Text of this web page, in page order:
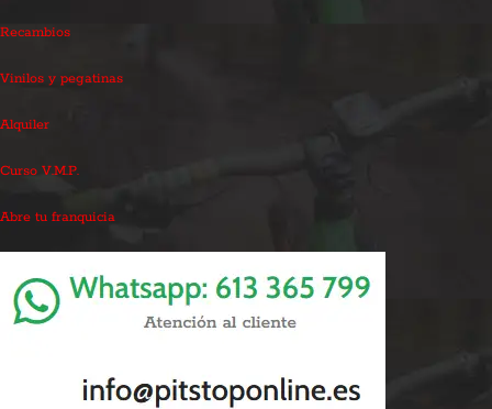
Recambios
Vinilos y pegatinas
Alquiler
Curso V.M.P.
Abre tu franquicia